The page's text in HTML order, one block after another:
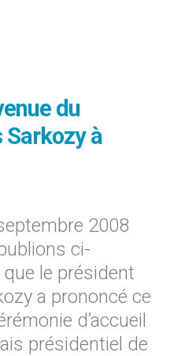
du
à
2008
ci-
le président
a prononcé ce
d’accueil
présidentiel de